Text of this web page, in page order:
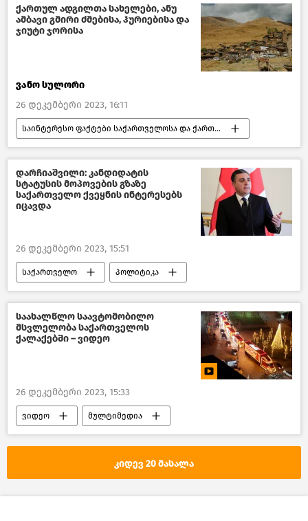
არაბთა გაერთიანებული საამიროები
ახალი ამბები
ქართულ ადგილთა სახელები, ანუ
ამბავი გმირი ძმებისა, ჰურიებისა და
ჯიუტი ჯორისა
ვანო სულორი
26 დეკემბერი 2023, 16:11
საინტერესო ფაქტები საქართველოსა და ქართველებზე
საქართველოს ისტორიიდან
წასაკითხი ამბები
დარჩიაშვილი: კანდიდატის
სტატუსის მოპოვების გზაზე
საქართველო ქვეყნის ინტერესებს
იცავდა
26 დეკემბერი 2023, 15:51
საქართველო პოლიტიკა
საქართველოს საგარეო პოლიტიკა
საქართველოს საგარეო საქმეთა სამინისტრო
ახალი ამბები
საახალწლო საავტომობილო
მსვლელობა საქართველოს
ქალაქებში – ვიდეო
26 დეკემბერი 2023, 15:33
ვიდეო მულტიმედია
კიდევ 20 მასალა